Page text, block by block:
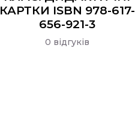
КАРТКИ ISBN 978-617-
656-921-3
0 відгуків